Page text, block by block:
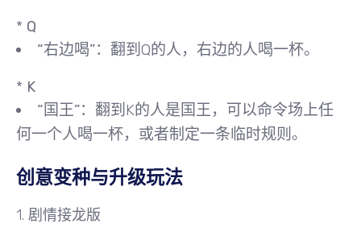
* Q
“右边喝”：翻到Q的人，右边的人喝一杯。
* K
“国王”：翻到K的人是国王，可以命令场上任
何一个人喝一杯，或者制定一条临时规则。
创意变种与升级玩法
1. 剧情接龙版